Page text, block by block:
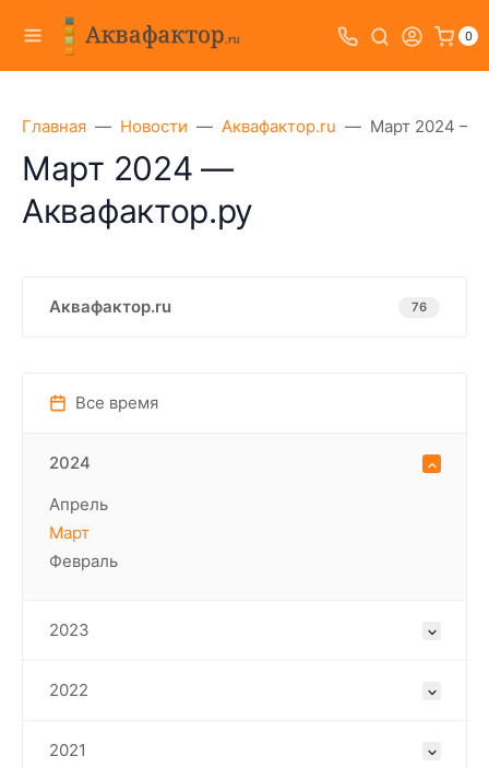
0
Главная Новости Аквафактор.ru Март 2024 —
Март 2024 —
Аквафактор.ру
Аквафактор.ru 76
Все время
2024
Апрель
Март
Февраль
2023
2022
2021